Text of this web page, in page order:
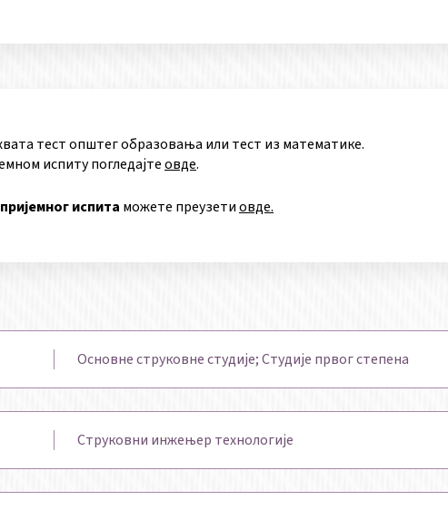
тест општег образовања или тест из математике.
испиту погледајтеовде.
испита можете преузетиовде.
Основне струковне студије; Студије првог степена
Струковни инжењер технологије